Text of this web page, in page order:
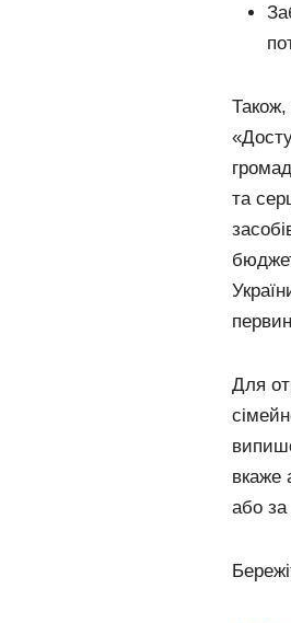
Також,
та
Для
вкаже
або за